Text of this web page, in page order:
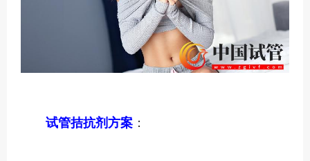
试管拮抗剂方案 ：